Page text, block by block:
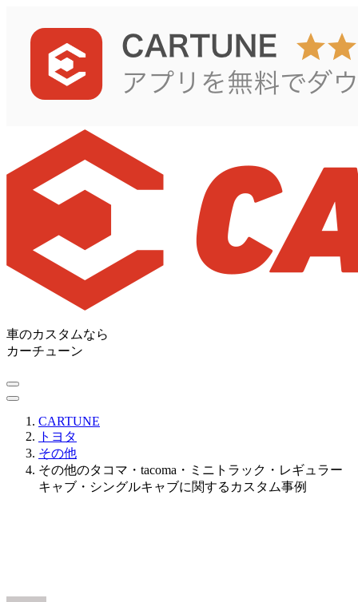
車のカスタムなら
カーチューン
CARTUNE
トヨタ
その他
その他のタコマ・tacoma・ミニトラック・レギュラー
キャブ・シングルキャブに関するカスタム事例